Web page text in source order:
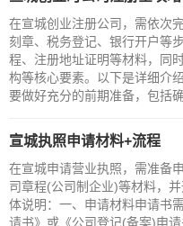
在宣城创业注册公司，需依次
刻章、税务登记、银行开户等
程、注册地址证明等材料，同
构等核心要素。以下是详细介
要做好充分的前期准备，包括
宣城执照申请材料+流程
在宣城申请营业执照，需准备
司章程(公司制企业)等材料，
体说明：一、申请材料申请书
请书》或《公司登记(备案)申